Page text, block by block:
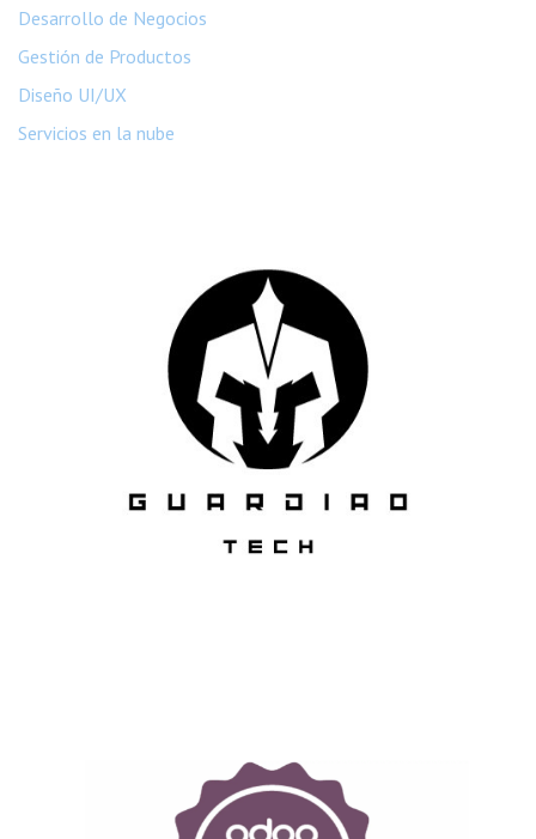
Desarrollo de Negocios
Gestión de Productos
Diseño UI/UX
Servicios en la nube